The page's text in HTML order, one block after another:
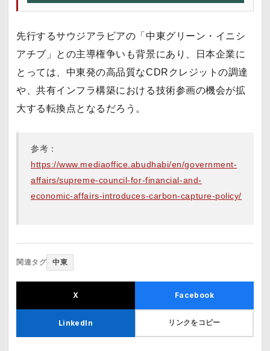
先行するサウジアラビアの「中東グリーン・イニシ
アチブ」との主導権争いも背景にあり、日本企業に
とっては、中東発の高品質なCDRクレジットの調達
や、共有インフラ構築における技術参画の機会が拡
大する転換点となるだろう。
参考：
https://www.mediaoffice.abudhabi/en/government-
affairs/supreme-council-for-financial-and-
economic-affairs-introduces-carbon-capture-policy/
関連タグ 中東
X Facebook
LinkedIn リンクをコピー